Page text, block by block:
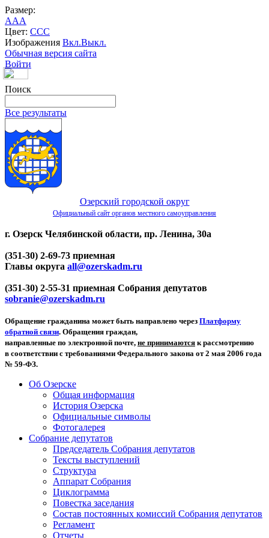
Размер:
AAA
Цвет: CCC
Изображения Вкл.Выкл.
Обычная версия сайта
Войти
Поиск
Все результаты
Озерский городской округ
Официальный сайт органов местного самоуправления
г. Озерск Челябинской области, пр. Ленина, 30а
(351-30) 2-69-73 приемная
Главы округа all@ozerskadm.ru
(351-30) 2-55-31 приемная Собрания депутатов
sobranie@ozerskadm.ru
Обращение гражданина может быть направлено через Платформу
обратной связи. Обращения граждан,
направленные по электронной почте, не принимаются к рассмотрению
в соответствии с требованиями Федерального закона от 2 мая 2006 года
№ 59-ФЗ.
Об Озерске
Общая информация
История Озерска
Официальные символы
Фотогалерея
Собрание депутатов
Председатель Собрания депутатов
Тексты выступлений
Структура
Аппарат Собрания
Циклограмма
Повестка заседания
Состав постоянных комиссий Собрания депутатов
Регламент
Отчеты